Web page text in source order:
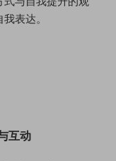
表达。
互动